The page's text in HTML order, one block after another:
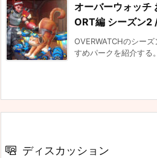
オーバーウォッチ
ORT編 シーズン2
OVERWATCHのシー
すめパークを紹介する
ディスカッション